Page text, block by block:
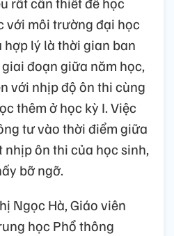
với môi trường đại học
lý là thời gian ban
đoạn giữa năm học,
với nhịp độ ôn thi cùng
thêm ở học kỳ I. Việc
tư vào thời điểm giữa
nhịp ôn thi của học sinh,
bỡ ngỡ.
Ngọc Hà, Giáo viên
học Phổ thông